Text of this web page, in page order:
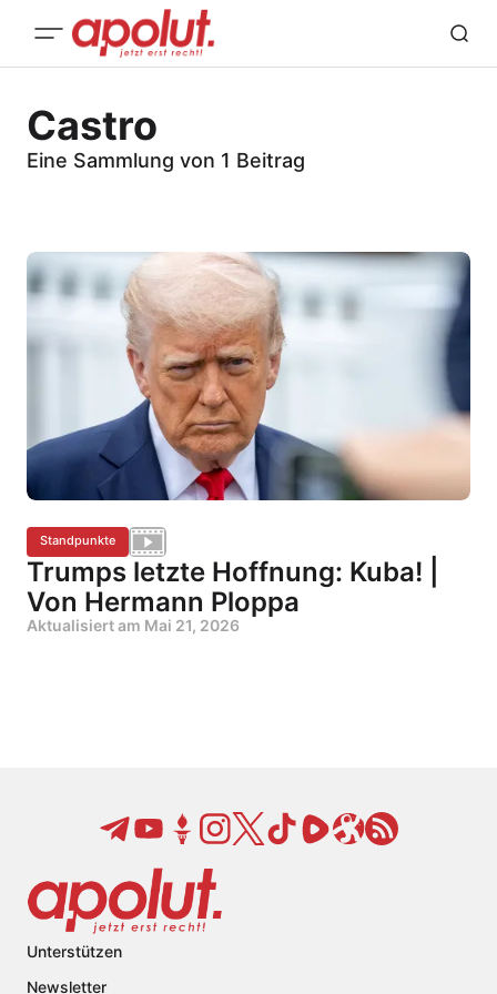
Castro
Eine Sammlung von 1 Beitrag
Standpunkte
Trumps letzte Hoffnung: Kuba! |
Von Hermann Ploppa
Aktualisiert am Mai 21, 2026
Unterstützen
Newsletter